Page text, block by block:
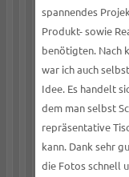
spannendes
Produkt- sowie
benötigten. Nach
war ich auch
Idee. Es handelt
dem man selbst
repräsentative
kann. Dank sehr
die Fotos schnell